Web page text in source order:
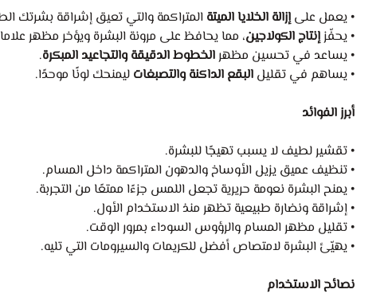
• يعمل علىإزالة الخلايا الميتة المتراكمة والتي تعيق إشراقة بشرتك
• يحفّزإنتاج الكولاجين، مما يحافظ على مرونة البشرة ويؤخر مظهر
• يساعد في تحسين مظهر الخطوط الدقيقة والتجاعيد المبكرة.
• يساهم في تقليل البقع الداكنة والتصبغات ليمنحك لونًا موحدًا.
أبرز الفوائد
• تقشير لطيف لا يسبب تهيجًا للبشرة.
• تنظيف عميق يزيل الأوساخ والدهون المتراكمة داخل المسام.
• يمنح البشرة نعومة حريرية تجعل اللمس جزءًا ممتعًا من التجربة.
• إشراقة ونضارة طبيعية تظهر منذ الاستخدام الأول.
• تقليل مظهر المسام والرؤوس السوداء بمرور الوقت.
• يهيّئ البشرة لامتصاص أفضل للكريمات والسيرومات التي تليه.
نصائح الاستخدام